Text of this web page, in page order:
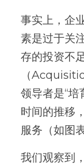
事实上，企
素是过于关
存的投资不
（
领导者是“
时间的推移
服务（如图
我们观察到